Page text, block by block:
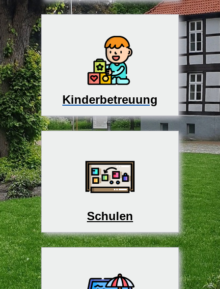
Kinderbetreuung
Schulen